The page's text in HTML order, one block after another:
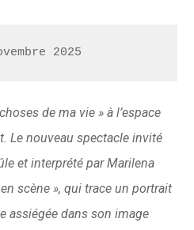
2025
de ma vie » à l’espace
Le nouveau spectacle invité
et interprété par Marilena
scène », qui trace un portrait
assiégée dans son image